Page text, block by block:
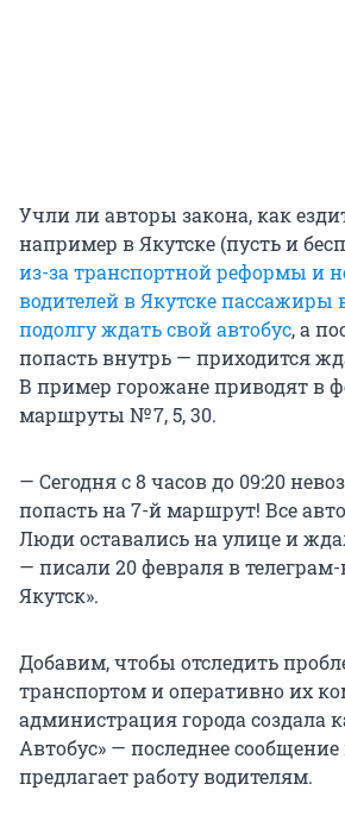
Учли ли авторы закона, как
например в Якутске (пусть и
из-за транспортной реформы и
водителей в Якутске
подолгу ждать свой автобус, а
попасть внутрь — приходится
В пример горожане приводят в
маршруты № 7, 5, 30.
— Сегодня с 8 часов до 09:20
попасть на 7-й маршрут! Все
Люди оставались на улице и
— писали 20 февраля в телеграм-
Якутск».
Добавим, чтобы отследить
транспортом и оперативно их
администрация города создала
Автобус» — последнее
предлагает работу водителям.